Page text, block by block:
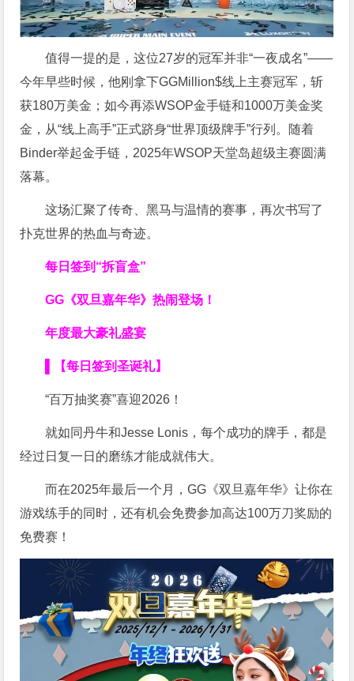
值得一提的是，这位27岁的冠军并非“一夜成名”——
今年早些时候，他刚拿下GGMillion$线上主赛冠军，斩
获180万美金；如今再添WSOP金手链和1000万美金奖
金，从“线上高手”正式跻身“世界顶级牌手”行列。随着
Binder举起金手链，2025年WSOP天堂岛超级主赛圆满
落幕。
这场汇聚了传奇、黑马与温情的赛事，再次书写了
扑克世界的热血与奇迹。
每日签到“拆盲盒”
GG《双旦嘉年华》热闹登场！
年度最大豪礼盛宴
▌【每日签到圣诞礼】
“百万抽奖赛”喜迎2026！
就如同丹牛和Jesse Lonis，每个成功的牌手，都是
经过日复一日的磨练才能成就伟大。
而在2025年最后一个月，GG《双旦嘉年华》让你在
游戏练手的同时，还有机会免费参加高达100万刀奖励的
免费赛！